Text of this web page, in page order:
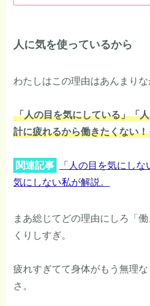
人に気を使っているから
わたしはこの理由はあんまりな
「人の目を気にしている」「
計に疲れるから働きたくない
関連記事
「人の目を気にし
気にしない私が解説。
まあ総じてどの理由にしろ「
くりしすぎ。
疲れすぎてて身体がもう無理
さ。